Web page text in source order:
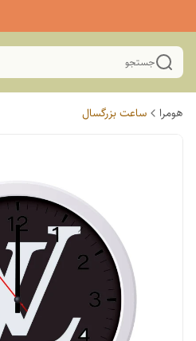
جستجو
هومرا ساعت بزرگسال